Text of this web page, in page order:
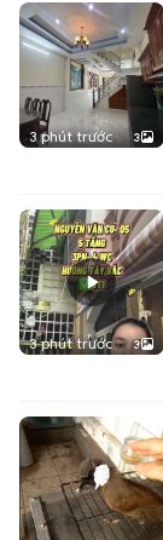
3 phút trước 3
3 phút trước 3